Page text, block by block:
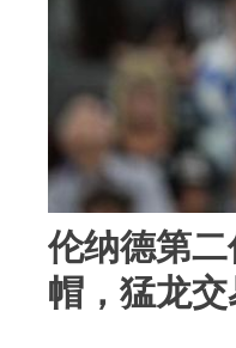
伦纳德第
帽，猛龙